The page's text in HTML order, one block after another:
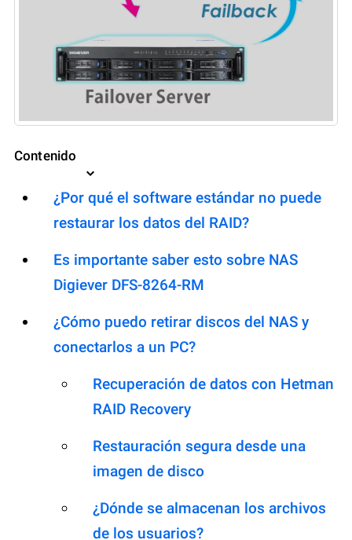
Contenido
¿Por qué el software estándar no puede
restaurar los datos del RAID?
Es importante saber esto sobre NAS
Digiever DFS-8264-RM
¿Cómo puedo retirar discos del NAS y
conectarlos a un PC?
Recuperación de datos con Hetman
RAID Recovery
Restauración segura desde una
imagen de disco
¿Dónde se almacenan los archivos
de los usuarios?